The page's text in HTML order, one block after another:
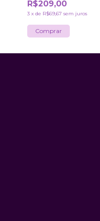
R$209,00
3 x de R$69,67 sem juros